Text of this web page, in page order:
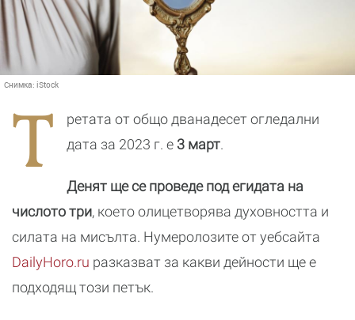
Снимка: iStock
Т
ретата от общо дванадесет огледални
дата за 2023 г. е 3 март.
Денят ще се проведе под егидата на
числото три, което олицетворява духовността и
силата на мисълта. Нумеролозите от уебсайта
DailyHoro.ru разказват за какви дейности ще е
подходящ този петък.